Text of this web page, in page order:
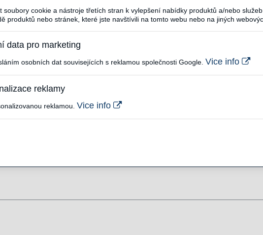
soubory cookie a nástroje třetích stran k vylepšení nabídky produktů a/nebo
produktů nebo stránek, které jste navštívili na tomto webu nebo na jiných
data pro marketing
osobních dat souvisejících s reklamou společnosti Google.Vice info
reklamy
reklamou.Vice info